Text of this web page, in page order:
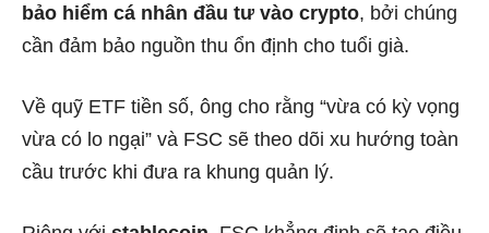
bảo hiểm cá nhân đầu tư vào crypto, bởi chúng
cần đảm bảo nguồn thu ổn định cho tuổi già.
Về quỹ ETF tiền số, ông cho rằng “vừa có kỳ vọng
vừa có lo ngại” và FSC sẽ theo dõi xu hướng toàn
cầu trước khi đưa ra khung quản lý.